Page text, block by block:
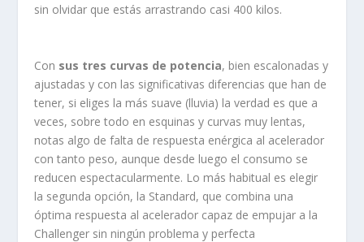
sin olvidar que estás arrastrando casi 400 kilos.
Con sus tres curvas de potencia, bien escalonadas y
ajustadas y con las significativas diferencias que han de
tener, si eliges la más suave (lluvia) la verdad es que a
veces, sobre todo en esquinas y curvas muy lentas,
notas algo de falta de respuesta enérgica al acelerador
con tanto peso, aunque desde luego el consumo se
reducen espectacularmente. Lo más habitual es elegir
la segunda opción, la Standard, que combina una
óptima respuesta al acelerador capaz de empujar a la
Challenger sin ningún problema y perfecta